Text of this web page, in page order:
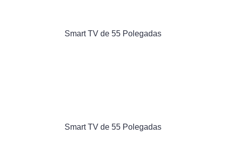
Smart TV de 55 Polegadas
Smart TV de 55 Polegadas